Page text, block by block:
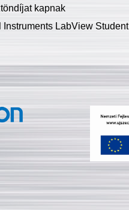
kapnak
LabView